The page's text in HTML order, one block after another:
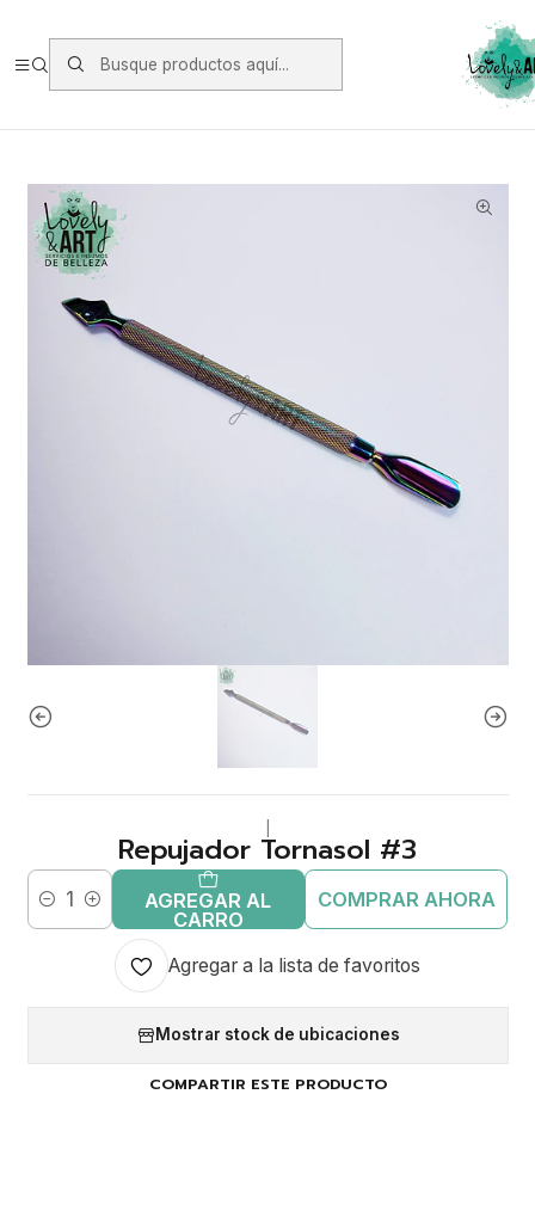
https://www.starken.cl/
Repujador Tornasol #3
Cantidad
AGREGAR AL
CARRO
COMPRAR AHORA
Agregar a la lista de favoritos
Mostrar stock de ubicaciones
COMPARTIR ESTE PRODUCTO